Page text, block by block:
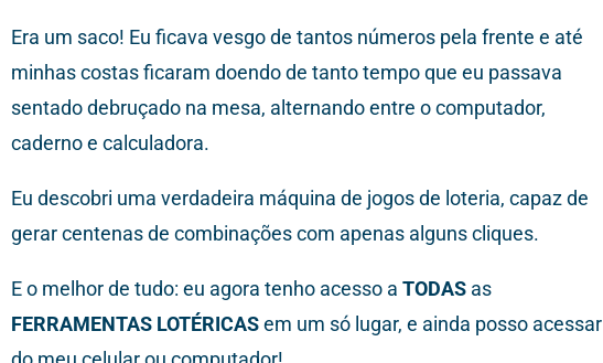
Era um saco! Eu ficava vesgo de tantos números pela frente e até
minhas costas ficaram doendo de tanto tempo que eu passava
sentado debruçado na mesa, alternando entre o computador,
caderno e calculadora.
Eu descobri uma verdadeira máquina de jogos de loteria, capaz de
gerar centenas de combinações com apenas alguns cliques.
E o melhor de tudo: eu agora tenho acesso a TODAS as
FERRAMENTAS LOTÉRICASem um só lugar, e ainda posso acessar